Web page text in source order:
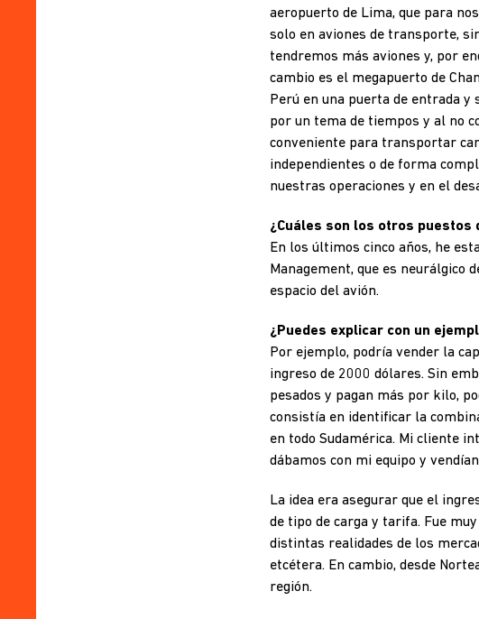
aeropuerto de Lima, que para
solo en aviones de transporte,
tendremos más aviones y, por
cambio es el megapuerto de
Perú en una puerta de entrada y
por un tema de tiempos y al no
conveniente para transportar
independientes o de forma
nuestras operaciones y en el
¿Cuáles son los otros puestos
En los últimos cinco años, he
Management, que es
espacio del avión.
¿Puedes explicar con un
Por ejemplo, podría vender la
ingreso de 2000 dólares. Sin
pesados y pagan más por kilo,
consistía en identificar la
en todo Sudamérica. Mi cliente
dábamos con mi equipo y
La idea era asegurar que el
de tipo de carga y tarifa. Fue
distintas realidades de los
etcétera. En cambio, desde
región.